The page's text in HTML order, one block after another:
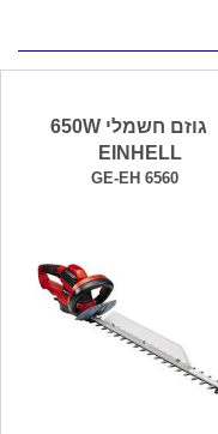
גוזם חשמלי 650W
EINHELL
GE-EH 6560